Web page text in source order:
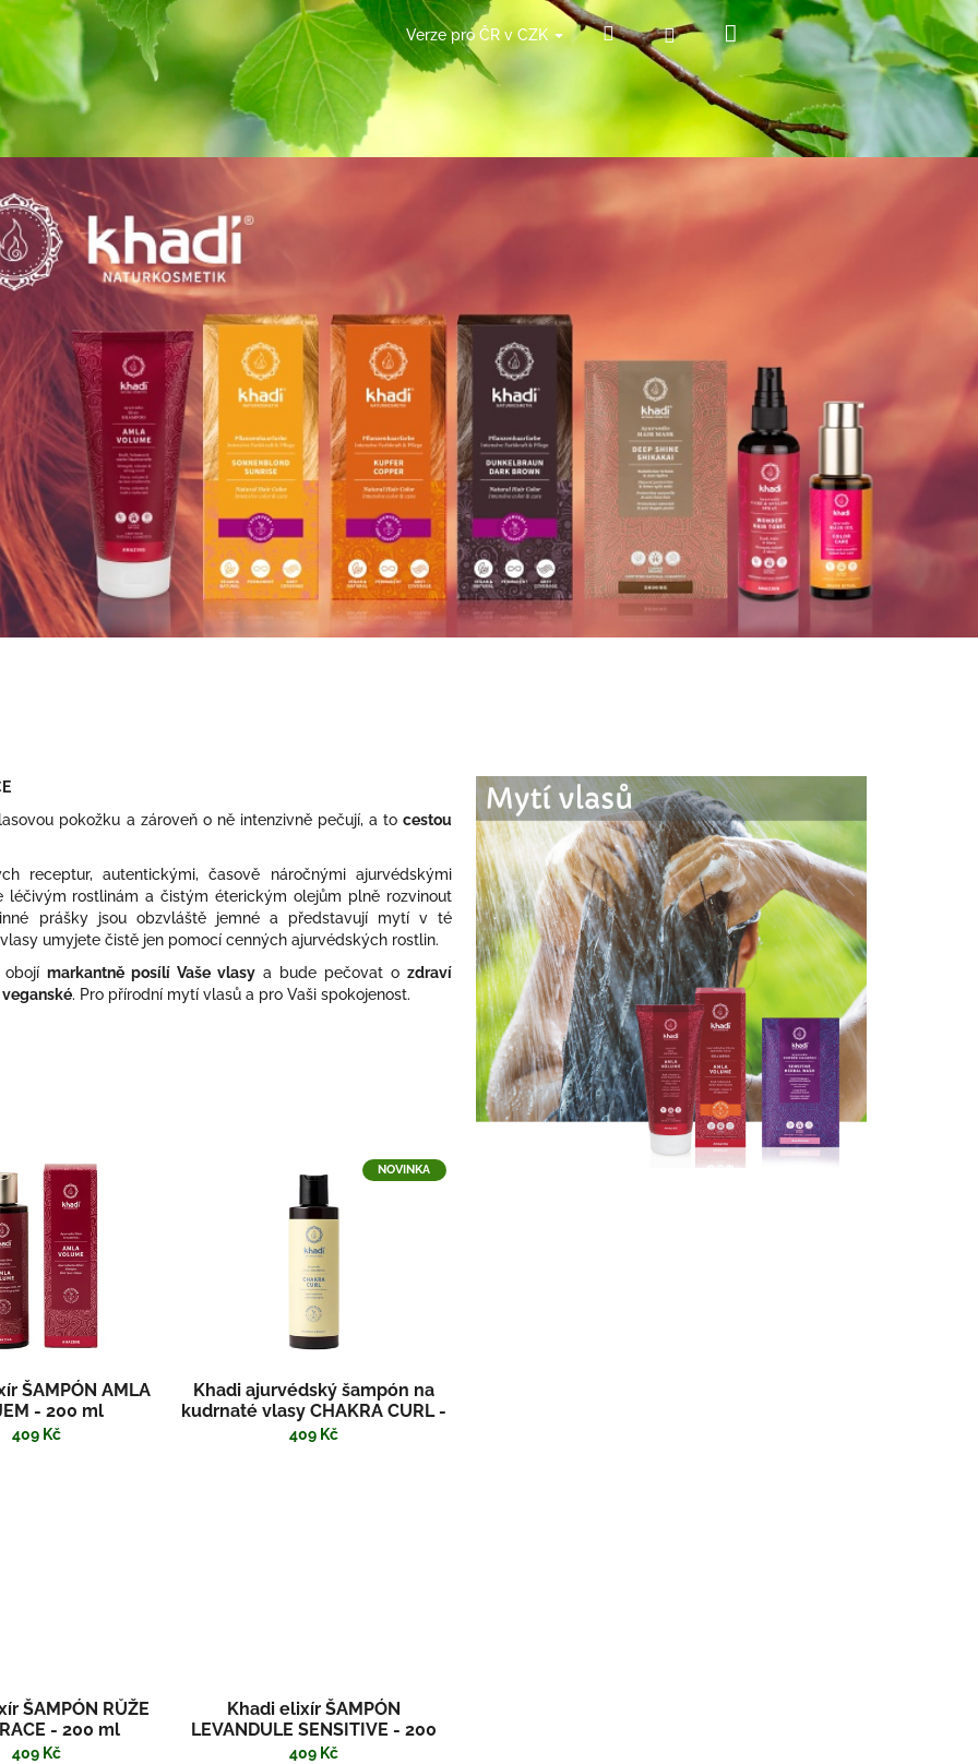
Verze pro ČR v CZK HledatPřihlášeníNákupní
košík
pokožku a zároveň o ně intenzivně pečují, a to cestou
receptur, autentickými, časově náročnými ajurvédskými
léčivým rostlinám a čistým éterickým olejům plně rozvinout
prášky jsou obzvláště jemné a představují mytí v té
umyjete čistě jen pomocí cenných ajurvédských rostlin.
markantně posílí Vaše vlasy a bude pečovat o zdraví
. Pro přírodní mytí vlasů a pro Vaši spokojenost.
ŠAMPÓN AMLA
- 200 ml
409 Kč
NOVINKA
Khadi ajurvédský šampón na
kudrnaté vlasy CHAKRA CURL -
200 ml
409 Kč
ŠAMPÓN RŮŽE
- 200 ml
409 Kč
Khadi elixír ŠAMPÓN
LEVANDULE SENSITIVE - 200
ml
409 Kč